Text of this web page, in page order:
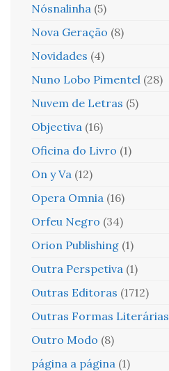
Nósnalinha (5)
Nova Geração (8)
Novidades (4)
Nuno Lobo Pimentel (28)
Nuvem de Letras (5)
Objectiva (16)
Oficina do Livro (1)
On y Va (12)
Opera Omnia (16)
Orfeu Negro (34)
Orion Publishing (1)
Outra Perspetiva (1)
Outras Editoras (1712)
Outras Formas Literárias
Outro Modo (8)
página a página (1)